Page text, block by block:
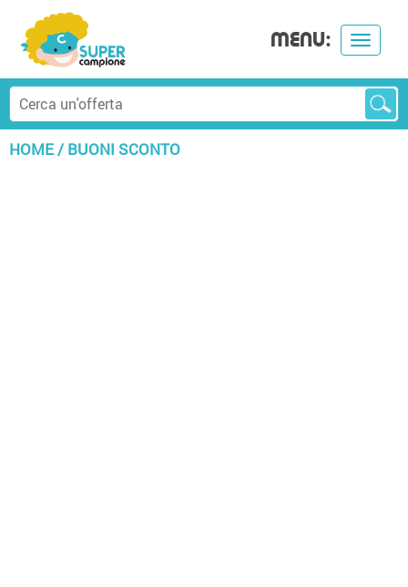
Toggle
MENU:
HOME/BUONI SCONTO